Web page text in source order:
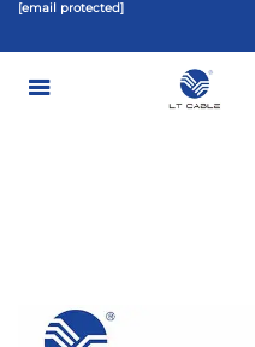
[email protected]